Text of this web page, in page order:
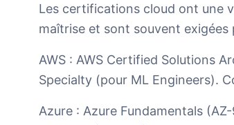
Les certifications cloud ont une
maîtrise et sont souvent exigées
AWS : AWS Certified Solutions
Specialty (pour ML Engineers).
Azure : Azure Fundamentals